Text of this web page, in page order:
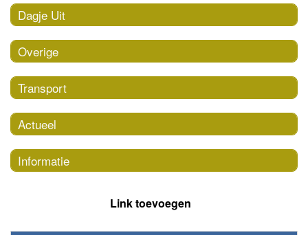
Dagje Uit
Overige
Transport
Actueel
Informatie
Link toevoegen